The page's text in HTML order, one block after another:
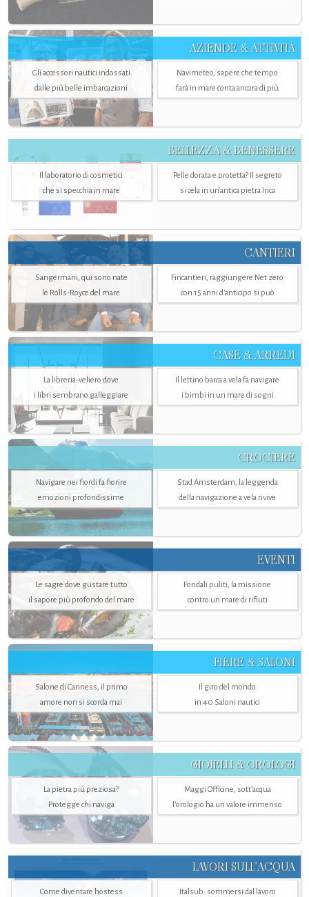
AZIENDE & ATTIVITÀ
Gli accessori nautici indossati
dalle più belle imbarcazioni
Navimeteo, sapere che tempo
farà in mare conta ancora di più
BELLEZZA & BENESSERE
Il laboratorio di cosmetici
che si specchia in mare
Pelle dorata e protetta? Il segreto
si cela in un’antica pietra Inca
CANTIERI
Sangermani, qui sono nate
le Rolls-Royce del mare
Fincantieri, raggiungere Net zero
con 15 anni d'anticipo si può
CASE & ARREDI
La libreria-veliero dove
i libri sembrano galleggiare
Il lettino barca a vela fa navigare
i bimbi in un mare di sogni
CROCIERE
Navigare nei fiordi fa fiorire
emozioni profondissime
Stad Amsterdam, la leggenda
della navigazione a vela rivive
EVENTI
Le sagre dove gustare tutto
il sapore più profondo del mare
Fondali puliti, la missione
contro un mare di rifiuti
FIERE & SALONI
Salone di Canness, il primo
amore non si scorda mai
Il giro del mondo
in 40 Saloni nautici
GIOIELLI & OROLOGI
La pietra più preziosa?
Protegge chi naviga
Maggi Officine, sott’acqua
l'orologio ha un valore immenso
LAVORI SULL’ACQUA
Come diventare hostess
Italsub: sommersi dal lavoro